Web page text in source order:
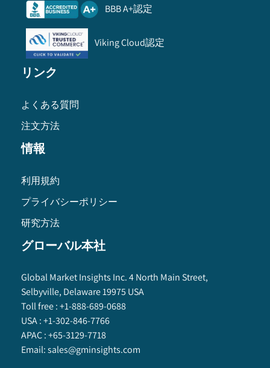
BBB A+認定
Viking Cloud認定
リンク
よくある質問
注文方法
情報
利用規約
プライバシーポリシー
研究方法
グローバル本社
Global Market Insights Inc. 4 North Main Street,
Selbyville, Delaware 19975 USA
Toll free :+1-888-689-0688
USA :+1-302-846-7766
APAC :+65-3129-7718
Email:sales@gminsights.com